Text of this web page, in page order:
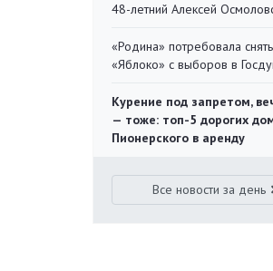
48-летний Алексей
«Родина» потребовала снять
«Яблоко» с выборов в
Курение под запретом,
— тоже: топ-5 дорогих
Пионерского в аренду
Все новости за день